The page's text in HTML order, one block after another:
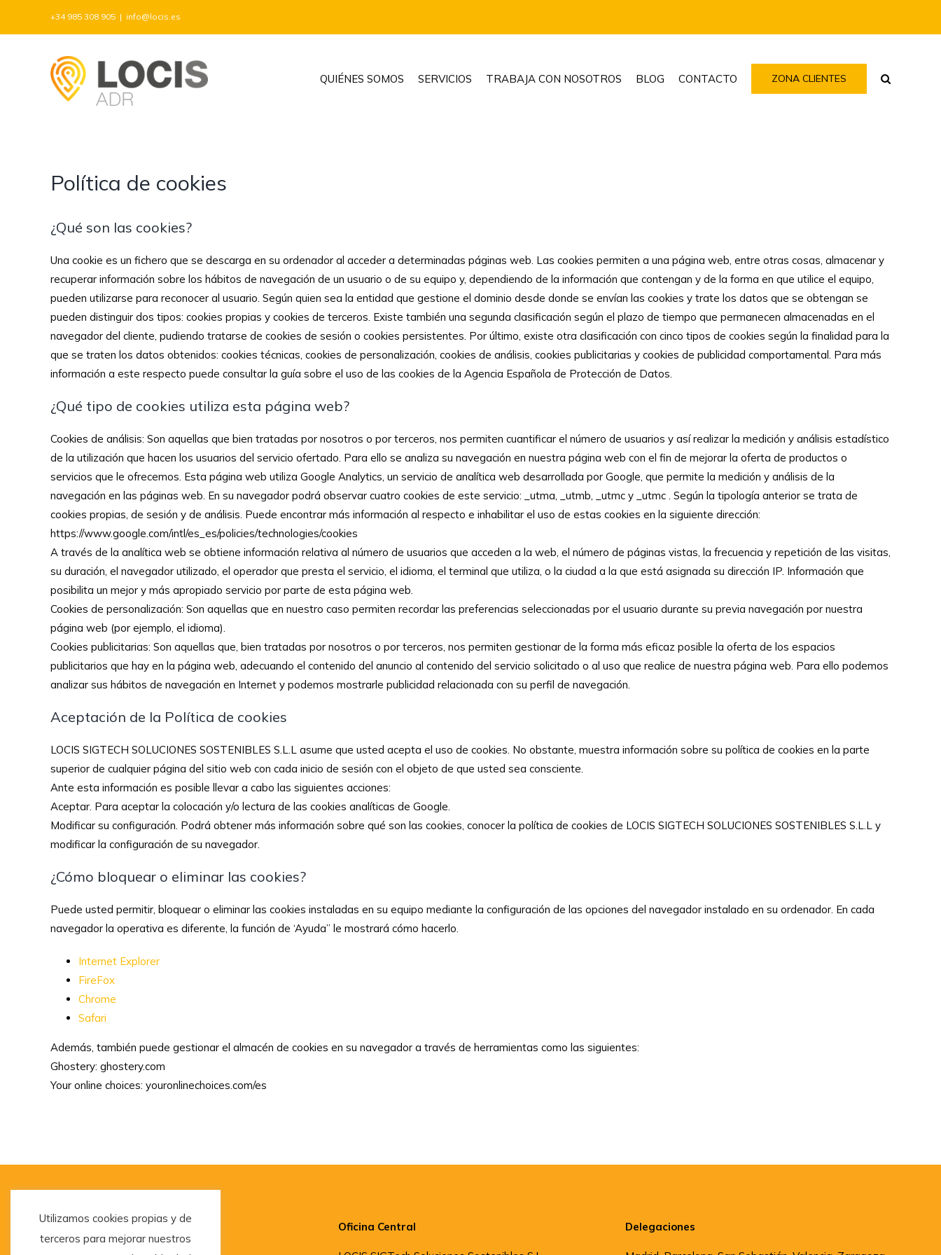
+34 985 308 905 | info@locis.es
QUIÉNES SOMOS SERVICIOS TRABAJA CON NOSOTROS BLOG CONTACTO ZONA CLIENTES
Política de cookies
¿Qué son las cookies?
Una cookie es un fichero que se descarga en su ordenador al acceder a determinadas páginas web. Las cookies permiten a una página web, entre otras cosas, almacenar y
recuperar información sobre los hábitos de navegación de un usuario o de su equipo y, dependiendo de la información que contengan y de la forma en que utilice el equipo,
pueden utilizarse para reconocer al usuario. Según quien sea la entidad que gestione el dominio desde donde se envían las cookies y trate los datos que se obtengan se
pueden distinguir dos tipos: cookies propias y cookies de terceros. Existe también una segunda clasificación según el plazo de tiempo que permanecen almacenadas en el
navegador del cliente, pudiendo tratarse de cookies de sesión o cookies persistentes. Por último, existe otra clasificación con cinco tipos de cookies según la finalidad para la
que se traten los datos obtenidos: cookies técnicas, cookies de personalización, cookies de análisis, cookies publicitarias y cookies de publicidad comportamental. Para más
información a este respecto puede consultar la guía sobre el uso de las cookies de la Agencia Española de Protección de Datos.
¿Qué tipo de cookies utiliza esta página web?
Cookies de análisis: Son aquellas que bien tratadas por nosotros o por terceros, nos permiten cuantificar el número de usuarios y así realizar la medición y análisis estadístico
de la utilización que hacen los usuarios del servicio ofertado. Para ello se analiza su navegación en nuestra página web con el fin de mejorar la oferta de productos o
servicios que le ofrecemos. Esta página web utiliza Google Analytics, un servicio de analítica web desarrollada por Google, que permite la medición y análisis de la
navegación en las páginas web. En su navegador podrá observar cuatro cookies de este servicio: _utma, _utmb, _utmc y _utmc . Según la tipología anterior se trata de
cookies propias, de sesión y de análisis. Puede encontrar más información al respecto e inhabilitar el uso de estas cookies en la siguiente dirección:
https://www.google.com/intl/es_es/policies/technologies/cookies
A través de la analítica web se obtiene información relativa al número de usuarios que acceden a la web, el número de páginas vistas, la frecuencia y repetición de las visitas,
su duración, el navegador utilizado, el operador que presta el servicio, el idioma, el terminal que utiliza, o la ciudad a la que está asignada su dirección IP. Información que
posibilita un mejor y más apropiado servicio por parte de esta página web.
Cookies de personalización: Son aquellas que en nuestro caso permiten recordar las preferencias seleccionadas por el usuario durante su previa navegación por nuestra
página web (por ejemplo, el idioma).
Cookies publicitarias: Son aquellas que, bien tratadas por nosotros o por terceros, nos permiten gestionar de la forma más eficaz posible la oferta de los espacios
publicitarios que hay en la página web, adecuando el contenido del anuncio al contenido del servicio solicitado o al uso que realice de nuestra página web. Para ello podemos
analizar sus hábitos de navegación en Internet y podemos mostrarle publicidad relacionada con su perfil de navegación.
Aceptación de la Política de cookies
LOCIS SIGTECH SOLUCIONES SOSTENIBLES S.L.L asume que usted acepta el uso de cookies. No obstante, muestra información sobre su política de cookies en la parte
superior de cualquier página del sitio web con cada inicio de sesión con el objeto de que usted sea consciente.
Ante esta información es posible llevar a cabo las siguientes acciones:
Aceptar. Para aceptar la colocación y/o lectura de las cookies analíticas de Google.
Modificar su configuración. Podrá obtener más información sobre qué son las cookies, conocer la política de cookies de LOCIS SIGTECH SOLUCIONES SOSTENIBLES S.L.L y
modificar la configuración de su navegador.
¿Cómo bloquear o eliminar las cookies?
Puede usted permitir, bloquear o eliminar las cookies instaladas en su equipo mediante la configuración de las opciones del navegador instalado en su ordenador. En cada
navegador la operativa es diferente, la función de ‘Ayuda” le mostrará cómo hacerlo.
Internet Explorer
FireFox
Chrome
Safari
Además, también puede gestionar el almacén de cookies en su navegador a través de herramientas como las siguientes:
Ghostery: ghostery.com
Your online choices: youronlinechoices.com/es
Oficina Central Delegaciones
Utilizamos cookies propias y de
terceros para mejorar nuestros